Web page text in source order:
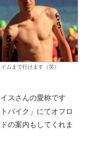
ムまで行けます（笑）
イスさんの愛称です
バイク」にてオフロ
の案内もしてくれま